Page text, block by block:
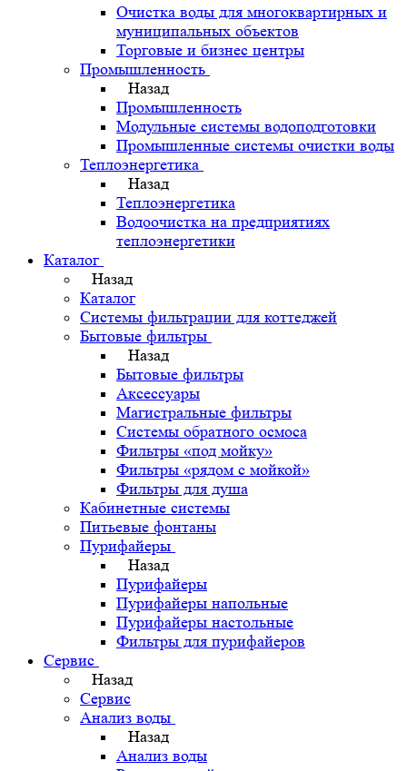
Очистка воды для многоквартирных и
муниципальных объектов
Торговые и бизнес центры
Промышленность
Назад
Промышленность
Модульные системы водоподготовки
Промышленные системы очистки воды
Теплоэнергетика
Назад
Теплоэнергетика
Водоочистка на предприятиях
теплоэнергетики
Каталог
Назад
Каталог
Системы фильтрации для коттеджей
Бытовые фильтры
Назад
Бытовые фильтры
Аксессуары
Магистральные фильтры
Системы обратного осмоса
Фильтры «под мойку»
Фильтры «рядом с мойкой»
Фильтры для душа
Кабинетные системы
Питьевые фонтаны
Пурифайеры
Назад
Пурифайеры
Пурифайеры напольные
Пурифайеры настольные
Фильтры для пурифайеров
Сервис
Назад
Сервис
Анализ воды
Назад
Анализ воды